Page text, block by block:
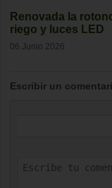
Renovada la
riego y luces LED
06 Junio 2026
Escribir un